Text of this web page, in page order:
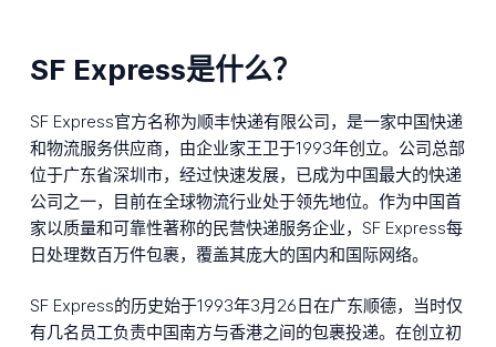
SF Express是什么？
SF Express官方名称为顺丰快递有限公司，是一家中国快递
和物流服务供应商，由企业家王卫于1993年创立。公司总部
位于广东省深圳市，经过快速发展，已成为中国最大的快递
公司之一，目前在全球物流行业处于领先地位。作为中国首
家以质量和可靠性著称的民营快递服务企业，SF Express每
日处理数百万件包裹，覆盖其庞大的国内和国际网络。
SF Express的历史始于1993年3月26日在广东顺德，当时仅
有几名员工负责中国南方与香港之间的包裹投递。在创立初